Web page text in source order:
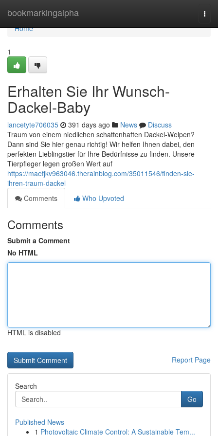
bookmarkingalpha
Home
Home
1
Erhalten Sie Ihr Wunsch-
Dackel-Baby
lancetyte706035 391 days ago News
Discuss
Traum von einem niedlichen schattenhaften Dackel-Welpen?
Dann sind Sie hier genau richtig! Wir helfen Ihnen dabei, den
perfekten Lieblingstier für Ihre Bedürfnisse zu finden. Unsere
Tierpfleger legen großen Wert auf
https://maefjkv963046.therainblog.com/35011546/finden-sie-
ihren-traum-dackel
Comments
Who Upvoted
Comments
Submit a Comment
No HTML
HTML is disabled
Report Page
Search
Go
Published News
1 Photovoltaic Climate Control: A Sustainable Tem...